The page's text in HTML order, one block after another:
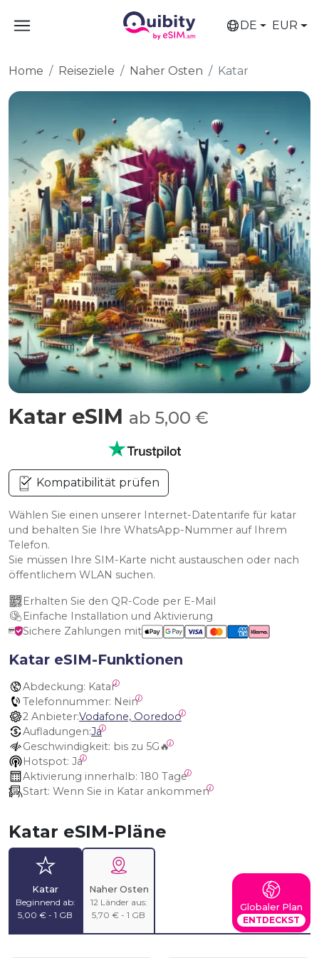
DE EUR
Home Reiseziele Naher Osten Katar
Katar eSIM ab 5,00 €
Kompatibilität prüfen
Wählen Sie einen unserer Internet-Datentarife für katar
und behalten Sie Ihre WhatsApp-Nummer auf Ihrem
Telefon.
Sie müssen Ihre SIM-Karte nicht austauschen oder nach
öffentlichem WLAN suchen.
Erhalten Sie den QR-Code per E-Mail
Einfache Installation und Aktivierung
Sichere Zahlungen mit
Katar eSIM-Funktionen
Abdeckung: Katar
Telefonnummer: Nein
2 Anbieter:Vodafone, Ooredoo
Aufladungen:Ja
Geschwindigkeit: bis zu 5G🔥
Hotspot: Ja
Aktivierung innerhalb: 180 Tage
Start: Wenn Sie in Katar ankommen
Katar eSIM-Pläne
Katar
Beginnend ab:
5,00 € - 1 GB
Naher Osten
12 Länder aus:
5,70 € - 1 GB
Globaler Plan
ENTDECKST